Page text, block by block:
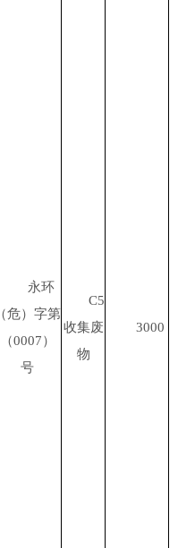
永环
（危）字第
（0007）
号
C5
收集废
物
3000